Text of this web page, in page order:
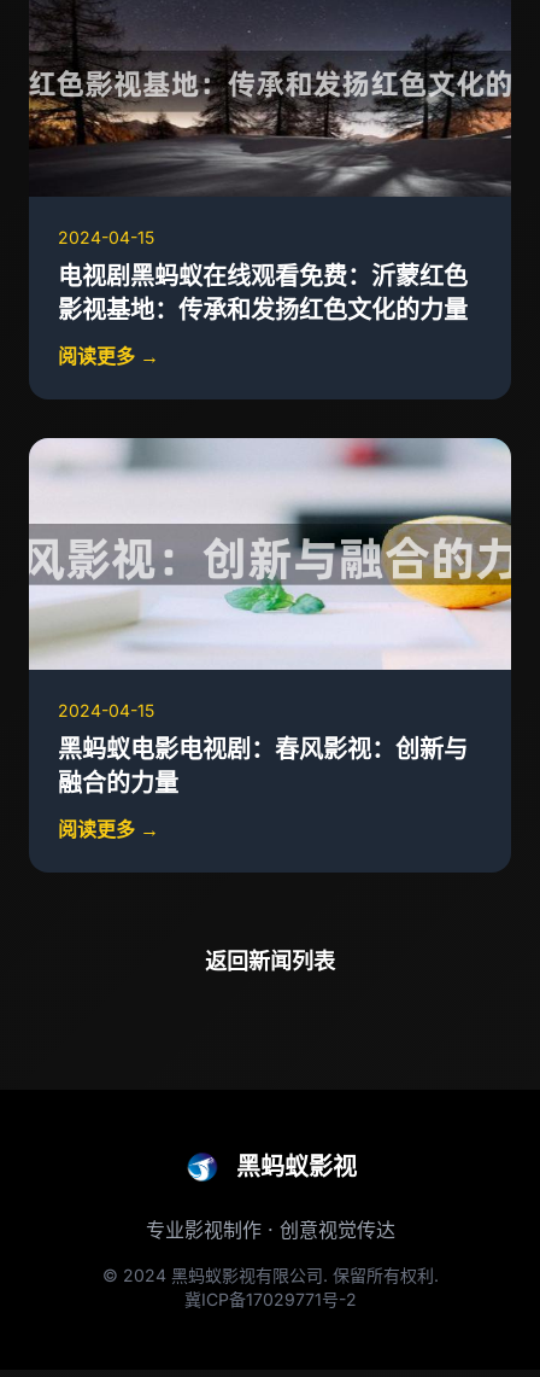
2024-04-15
电视剧黑蚂蚁在线观看免费：沂蒙红色
影视基地：传承和发扬红色文化的力量
阅读更多 →
2024-04-15
黑蚂蚁电影电视剧：春风影视：创新与
融合的力量
阅读更多 →
返回新闻列表
黑蚂蚁影视
专业影视制作 · 创意视觉传达
© 2024 黑蚂蚁影视有限公司. 保留所有权利.
冀ICP备17029771号-2